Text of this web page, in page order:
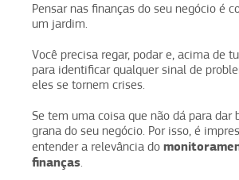
Pensar nas finanças do seu negócio é
um jardim.
Você precisa regar, podar e, acima de
para identificar qualquer sinal de
eles se tornem crises.
Se tem uma coisa que não dá para dar
grana do seu negócio. Por isso, é
entender a relevância do
finanças.